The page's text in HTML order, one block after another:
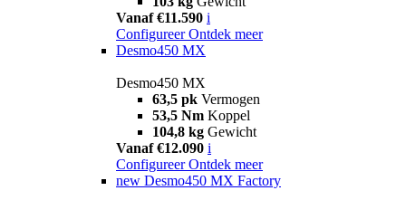
Vanaf €11.590 i
Configureer Ontdek meer
Desmo450 MX
Desmo450 MX
63,5 pk Vermogen
53,5 Nm Koppel
104,8 kg Gewicht
Vanaf €12.090 i
Configureer Ontdek meer
new Desmo450 MX Factory